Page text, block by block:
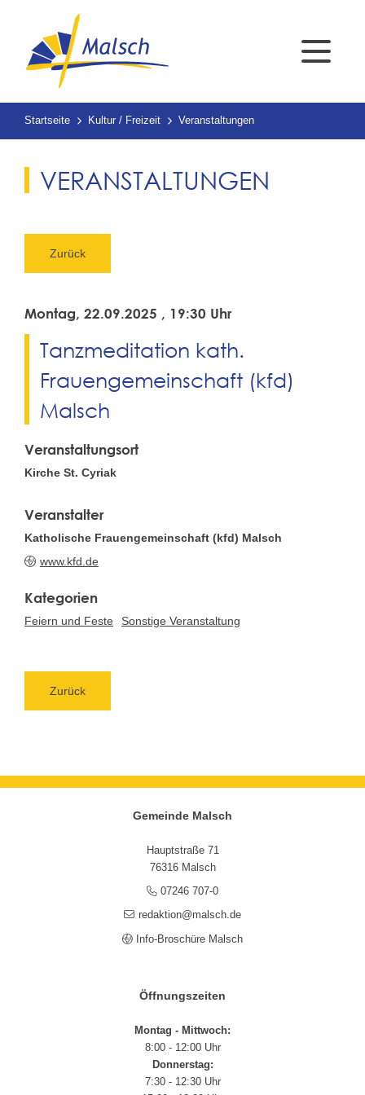
Startseite Kultur / Freizeit Veranstaltungen
VERANSTALTUNGEN
Zurück
Montag, 22.09.2025 , 19:30 Uhr
Tanzmeditation kath.
Frauengemeinschaft (kfd)
Malsch
Veranstaltungsort
Kirche St. Cyriak
Veranstalter
Katholische Frauengemeinschaft (kfd) Malsch
www.kfd.de
Feiern und Feste Sonstige Veranstaltung
Zurück
Gemeinde Malsch
Hauptstraße 71
76316 Malsch
07246 707-0
redaktion@malsch.de
Info-Broschüre Malsch
Öffnungszeiten
Montag - Mittwoch:
8:00 - 12:00 Uhr
Donnerstag:
7:30 - 12:30 Uhr